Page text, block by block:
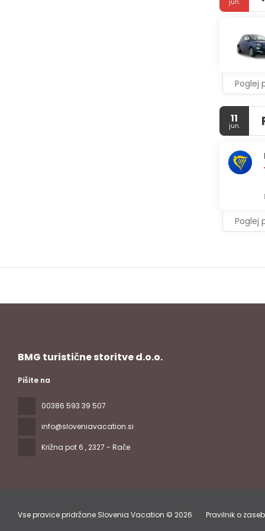
Enjoy a
from 8:00
Featured
onsite.
jun.
Poglej
11
jun.
Poglej
BMG turistične storitve d.o.o.
Pišite na
00386 593 39 507
info@sloveniavacation.si
Križna pot 6 , 2327 - Rače
Vse pravice pridržane Slovenia Vacation © 2026 Pravilnik o